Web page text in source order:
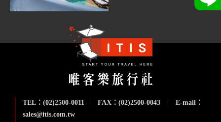
TEL：(02)2500-0011 FAX：(02)2500-0043
E-mail：
sales@itis.com.tw